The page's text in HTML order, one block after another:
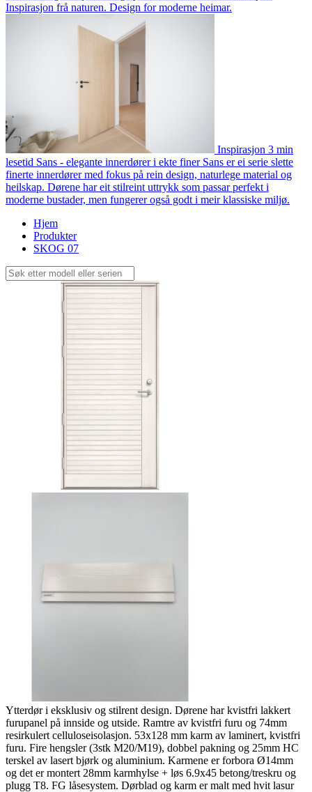
Inspirasjon frå naturen. Design for moderne heimar.
Inspirasjon 3 min
lesetid Sans - elegante innerdører i ekte finer Sans er ei serie slette
finerte innerdører med fokus på rein design, naturlege material og
heilskap. Dørene har eit stilreint uttrykk som passar perfekt i
moderne bustader, men fungerer også godt i meir klassiske miljø.
Hjem
Produkter
SKOG 07
Ytterdør i eksklusiv og stilrent design. Dørene har kvistfri lakkert
furupanel på innside og utside. Ramtre av kvistfri furu og 74mm
resirkulert celluloseisolasjon. 53x128 mm karm av laminert, kvistfri
furu. Fire hengsler (3stk M20/M19), dobbel pakning og 25mm HC
terskel av lasert bjørk og aluminium. Karmene er forbora Ø14mm
og det er montert 28mm karmhylse + løs 6.9x45 betong/treskru og
plugg T8. FG låsesystem. Dørblad og karm er malt med hvit lasur